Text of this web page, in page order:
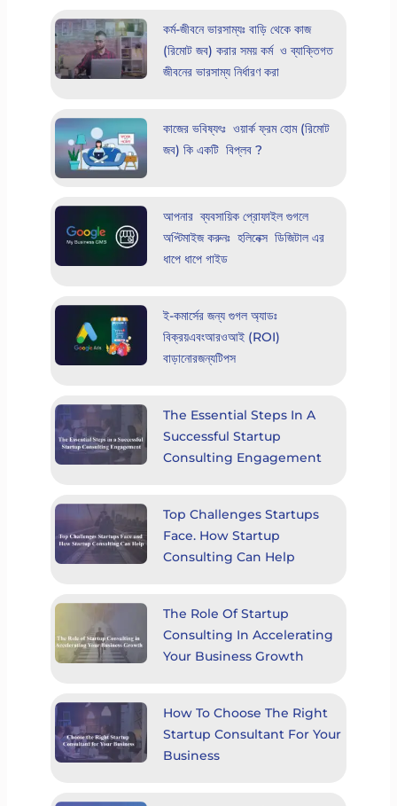
কর্ম-জীবনে ভারসাম্যঃ বাড়ি থেকে কাজ
(রিমোট জব) করার সময় কর্ম ও ব্যাক্তিগত
জীবনের ভারসাম্য নির্ধারণ করা
কাজের ভবিষ্যৎঃ ওয়ার্ক ফ্রম হোম (রিমোট
জব) কি একটি বিপ্লব ?
আপনার ব্যবসায়িক প্রোফাইল গুগলে
অপ্টিমাইজ করুনঃ হলিনেক্স ডিজিটাল এর
ধাপে ধাপে গাইড
ই-কমার্সের জন্য গুগল অ্যাডঃ
বিক্রয়এবংআরওআই (ROI)
বাড়ানোরজন্যটিপস
The Essential Steps In A
Successful Startup
Consulting Engagement
Top Challenges Startups
Face. How Startup
Consulting Can Help
The Role Of Startup
Consulting In Accelerating
Your Business Growth
How To Choose The Right
Startup Consultant For Your
Business